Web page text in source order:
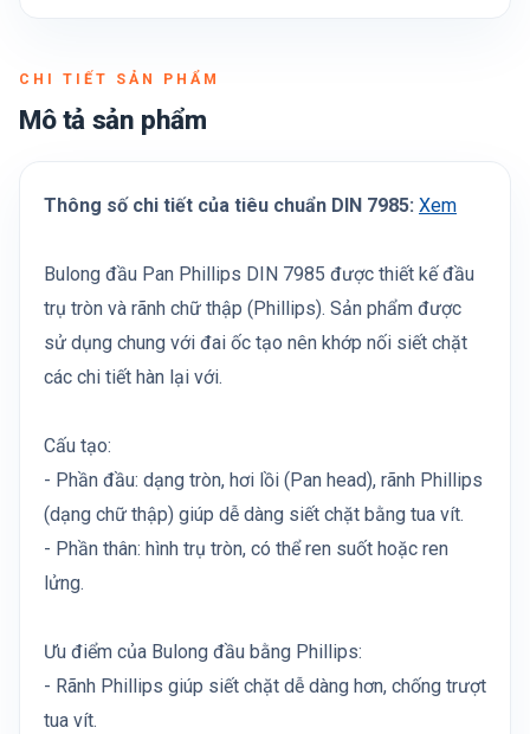
CHI TIẾT SẢN PHẨM
Mô tả sản phẩm
Thông số chi tiết của tiêu chuẩn DIN 7985: Xem
Bulong đầu Pan Phillips DIN 7985 được thiết kế đầu
trụ tròn và rãnh chữ thập (Phillips). Sản phẩm được
sử dụng chung với đai ốc tạo nên khớp nối siết chặt
các chi tiết hàn lại với.
Cấu tạo:
- Phần đầu: dạng tròn, hơi lồi (Pan head), rãnh Phillips
(dạng chữ thập) giúp dễ dàng siết chặt bằng tua vít.
- Phần thân: hình trụ tròn, có thể ren suốt hoặc ren
lửng.
Ưu điểm của Bulong đầu bằng Phillips:
- Rãnh Phillips giúp siết chặt dễ dàng hơn, chống trượt
tua vít.